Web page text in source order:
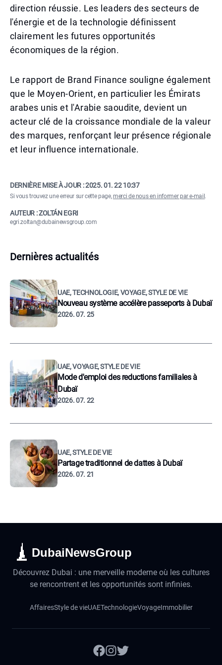
direction réussie. Les leaders des secteurs de
l'énergie et de la technologie définissent
clairement les futures opportunités
économiques de la région.
Le rapport de Brand Finance souligne également
que le Moyen-Orient, en particulier les Émirats
arabes unis et l'Arabie saoudite, devient un
acteur clé de la croissance mondiale de la valeur
des marques, renforçant leur présence régionale
et leur influence internationale.
DERNIÈRE MISE À JOUR :2025. 01. 22 10:37
Si vous trouvez une erreur sur cette page,merci de nous en informer par e-mail .
AUTEUR : ZOLTÁN EGRI
egri.zoltan@dubainewsgroup.com
Dernières actualités
UAE, TECHNOLOGIE, VOYAGE, STYLE DE VIE
Nouveau système accélère passeports à Dubaï
2026. 07. 25
UAE, VOYAGE, STYLE DE VIE
Mode d'emploi des reductions familiales à
Dubaï
2026. 07. 22
UAE, STYLE DE VIE
Partage traditionnel de dattes à Dubaï
2026. 07. 21
DubaiNewsGroup
Découvrez Dubai : une merveille moderne où les cultures
se rencontrent et les opportunités sont infinies.
AffairesStyle de vieUAETechnologieVoyageImmobilier